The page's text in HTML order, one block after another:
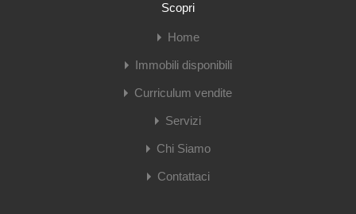
Scopri
Home
Immobili disponibili
Curriculum vendite
Servizi
Chi Siamo
Contattaci